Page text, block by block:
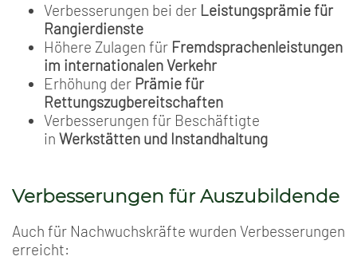
Verbesserungen bei der Leistungsprämie für
Rangierdienste
Höhere Zulagen für Fremdsprachenleistungen
im internationalen Verkehr
Erhöhung der Prämie für
Rettungszugbereitschaften
Verbesserungen für Beschäftigte
in Werkstätten und Instandhaltung
Verbesserungen für Auszubildende
Auch für Nachwuchskräfte wurden Verbesserungen
erreicht: